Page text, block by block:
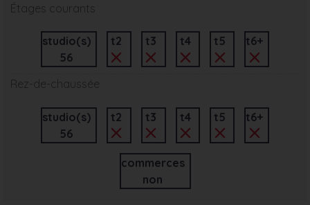
Étages courants
studio(s)
56
t2 t3 t4 t5 t6+
Rez-de-chaussée
studio(s)
56
t2 t3 t4 t5 t6+
commerces
non